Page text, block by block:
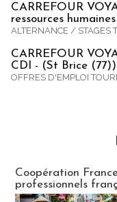
CARREFOUR
ressources
ALTERNANCE / STAGES
CARREFOUR
CDI - (St Brice (77))
OFFRES D'EMPLOI
Coopération
professionnels